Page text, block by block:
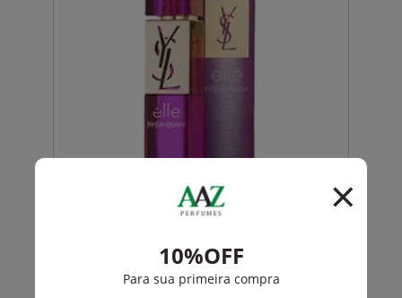
Elle By Yves Saint Laurent Eau De Parfum Feminino